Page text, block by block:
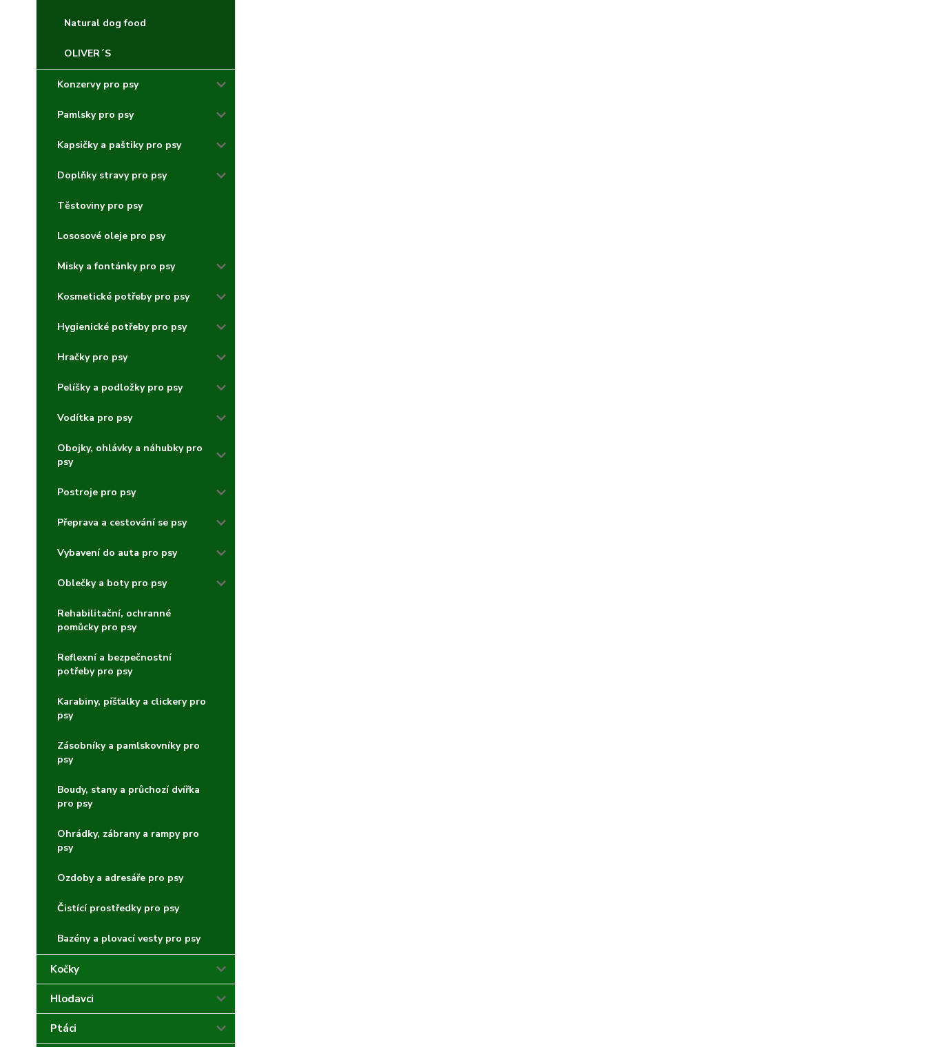
Natural dog food
OLIVER´S
Konzervy pro psy
Pamlsky pro psy
Kapsičky a paštiky pro psy
Doplňky stravy pro psy
Těstoviny pro psy
Lososové oleje pro psy
Misky a fontánky pro psy
Kosmetické potřeby pro psy
Hygienické potřeby pro psy
Hračky pro psy
Pelíšky a podložky pro psy
Vodítka pro psy
Obojky, ohlávky a náhubky pro
psy
Postroje pro psy
Přeprava a cestování se psy
Vybavení do auta pro psy
Oblečky a boty pro psy
Rehabilitační, ochranné
pomůcky pro psy
Reflexní a bezpečnostní
potřeby pro psy
Karabiny, píšťalky a clickery pro
psy
Zásobníky a pamlskovníky pro
psy
Boudy, stany a průchozí dvířka
pro psy
Ohrádky, zábrany a rampy pro
psy
Ozdoby a adresáře pro psy
Čistící prostředky pro psy
Bazény a plovací vesty pro psy
Kočky
Hlodavci
Ptáci